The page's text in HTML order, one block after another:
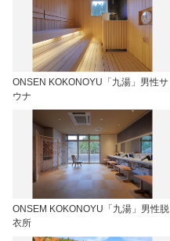
ONSEN KOKONOYU「九湯」男性サ
ウナ
ONSEM KOKONOYU「九湯」男性脱
衣所